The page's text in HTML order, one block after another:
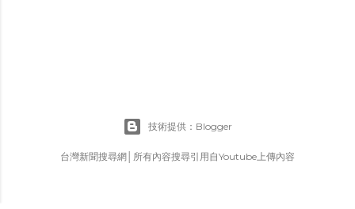
技術提供：Blogger
台灣新聞搜尋網│所有內容搜尋引用自Youtube上傳內容